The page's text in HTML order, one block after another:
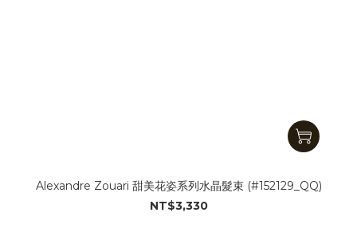
Alexandre Zouari 甜美花姿系列水晶髮束 (#152129_QQ)
NT$3,330